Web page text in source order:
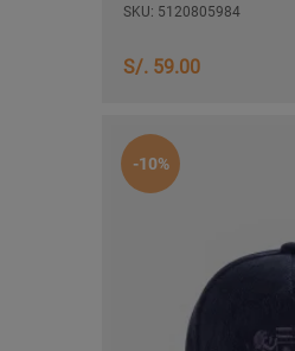
SKU: 5120805984
S/. 59.00
-10%